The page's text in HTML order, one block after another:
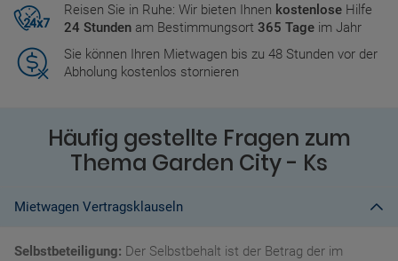
Reisen Sie in Ruhe: Wir bieten Ihnen kostenlose Hilfe
24 Stunden am Bestimmungsort 365 Tage im Jahr
Sie können Ihren Mietwagen bis zu 48 Stunden vor der
Abholung kostenlos stornieren
Häufig gestellte Fragen zum
Thema Garden City - Ks
Mietwagen Vertragsklauseln
Selbstbeteiligung: Der Selbstbehalt ist der Betrag der im